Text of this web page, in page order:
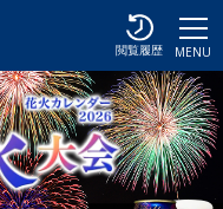
MENU
閲覧履歴